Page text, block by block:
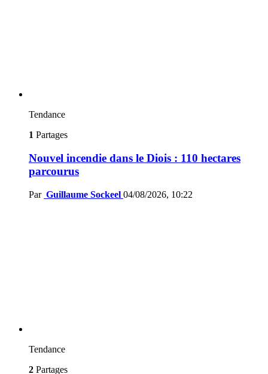
Tendance
1 Partages
Nouvel incendie dans le Diois : 110 hectares
parcourus
Par Guillaume Sockeel 04/08/2026, 10:22
Tendance
2 Partages